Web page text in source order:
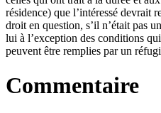
résidence) que l’intéressé devrait
droit en question, s’il n’était pas
lui à l’exception des conditions
peuvent être remplies par un
Commentaire